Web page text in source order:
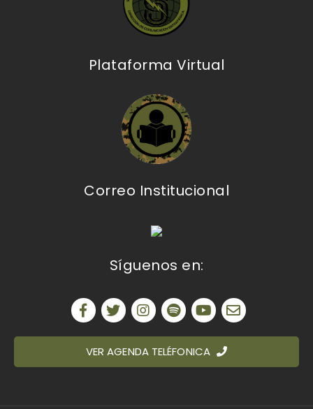
Plataforma Virtual
Correo Institucional
Síguenos en:
VER AGENDA TELÉFONICA